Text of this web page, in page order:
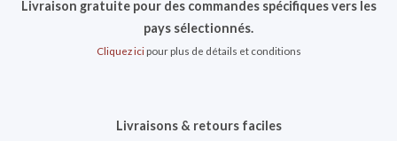
Livraison gratuite pour des commandes spécifiques vers les
pays sélectionnés.
Cliquez icipour plus de détails et conditions
Livraisons & retours faciles